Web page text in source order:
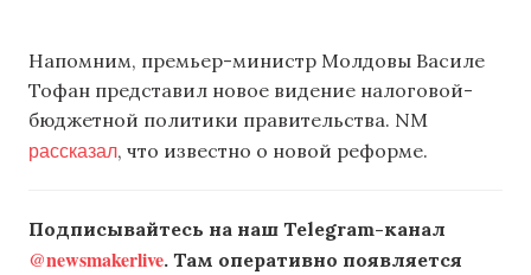
Напомним, премьер-министр Молдовы Василе
Тофан представил новое видение налоговой-
бюджетной политики правительства. NM
рассказал, что известно о новой реформе.
Подписывайтесь на наш Telegram-канал
@newsmakerlive. Там оперативно появляется